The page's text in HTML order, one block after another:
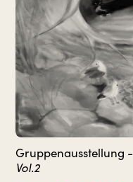
Gruppenausstellung -
Vol.2